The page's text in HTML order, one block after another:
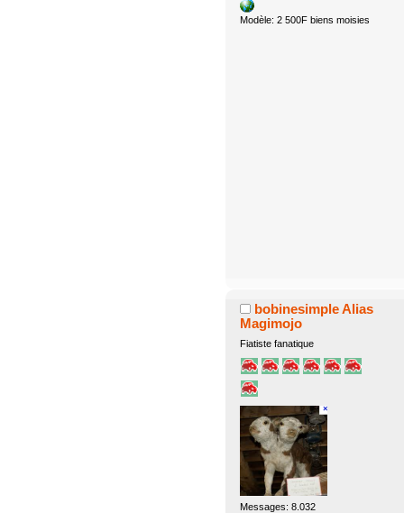
Modèle: 2 500F biens moisies
bobinesimple Alias
Magimojo
Fiatiste fanatique
Messages: 8.032